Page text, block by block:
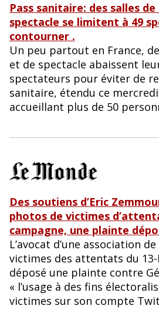
Pass sanitaire: des salles
spectacle se limitent à 49
contourner .
Un peu partout en France,
et de spectacle abaissent
spectateurs pour éviter de
sanitaire, étendu ce
accueillant plus de 50
Des soutiens d’Eric
photos de victimes
campagne, une plainte
L’avocat d’une association
victimes des attentats du
déposé une plainte contre
« l’usage à des fins
victimes sur son compte